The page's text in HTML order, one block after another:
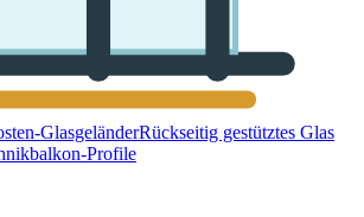
GlasgeländerRückseitig gestütztes Glas
Profile